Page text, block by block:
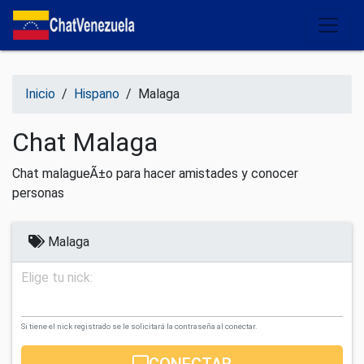
Salir del contenido
Inicio / Hispano / Malaga
Chat Malaga
Chat malagueÃ±o para hacer amistades y conocer
personas
Malaga
Elige tu nick:
Si tiene el nick registrado se le solicitará la contraseña al conectar.